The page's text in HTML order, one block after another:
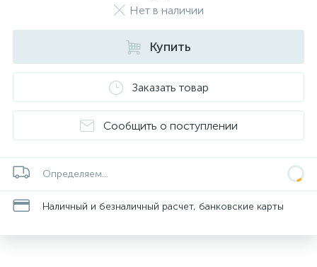
Нет в наличии
Купить
Заказать товар
Сообщить о поступлении
Определяем...
Наличный и безналичный расчет, банковские карты